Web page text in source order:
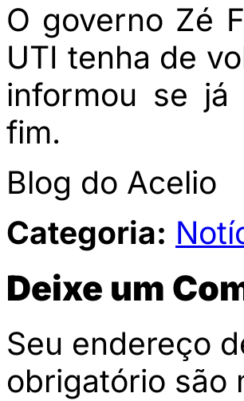
O governo Zé
UTI tenha de
informou se
fim.
Blog do Acelio
Categoria:
Deixe um
Seu endereço
obrigatório são